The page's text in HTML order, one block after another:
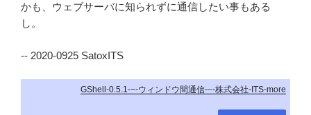
かも、ウェブサーバに知られずに通信したい事もある
し。
-- 2020-0925 SatoxITS
GShell-0.5.1-−-ウィンドウ間通信-–-株式会社-ITS-more